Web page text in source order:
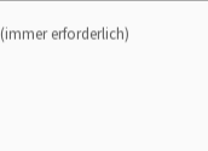
(immer erforderlich)